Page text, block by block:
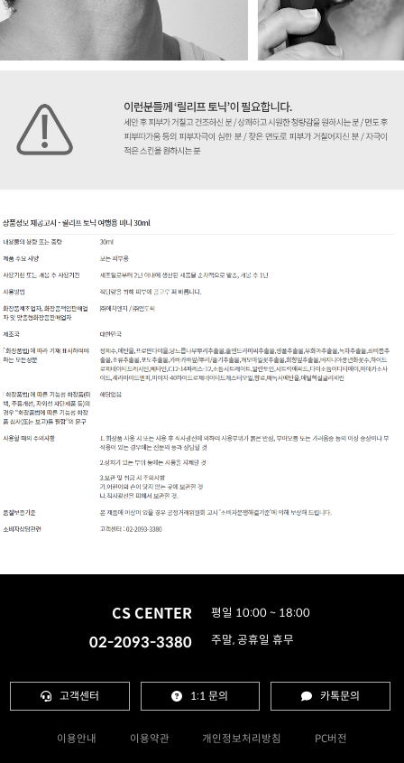
CS CENTER
02-2093-3380
평일 10:00 ~ 18:00
주말, 공휴일 휴무
고객센터 1:1 문의 카톡문의
이용안내 이용약관 개인정보처리방침 PC버전